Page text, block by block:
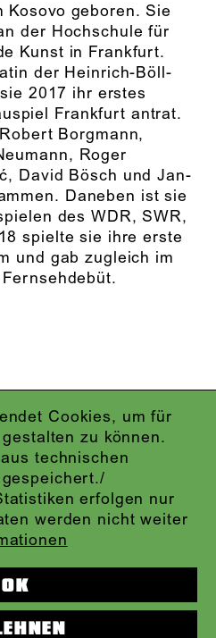
Cookies, um für
zu können.
technischen
erfolgen nur
werden nicht weiter
OK
Kosovo geboren. Sie
der Hochschule für
Kunst in Frankfurt.
der Heinrich-Böll-
2017 ihr erstes
Frankfurt antrat.
Borgmann,
Roger
David Bösch und Jan-
Daneben ist sie
des WDR, SWR,
spielte sie ihre erste
und gab zugleich im